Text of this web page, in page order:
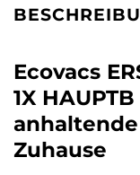
Ecovacs
1X
Zuhause